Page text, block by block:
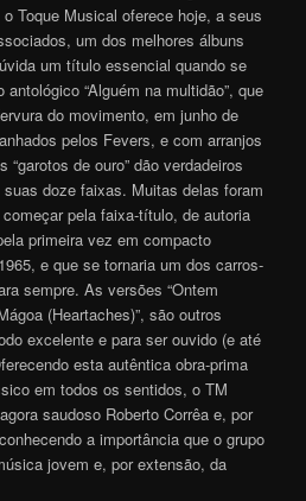
Toque Musical oferece hoje, a seus
um dos melhores álbuns
um título essencial quando se
“Alguém na multidão”, que
do movimento, em junho de
pelos Fevers, e com arranjos
de ouro” dão verdadeiros
doze faixas. Muitas delas foram
pela faixa-título, de autoria
primeira vez em compacto
e que se tornaria um dos carros-
sempre. As versões “Ontem
(Heartaches)”, são outros
excelente e para ser ouvido (e até
esta autêntica obra-prima
em todos os sentidos, o TM
saudoso Roberto Corrêa e, por
a importância que o grupo
jovem e, por extensão, da